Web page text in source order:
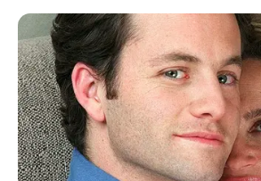
Mərkəzi Bankdan mühüm qərar:
Müştərilərə qarşı davranış qaydaları
dəyişdi